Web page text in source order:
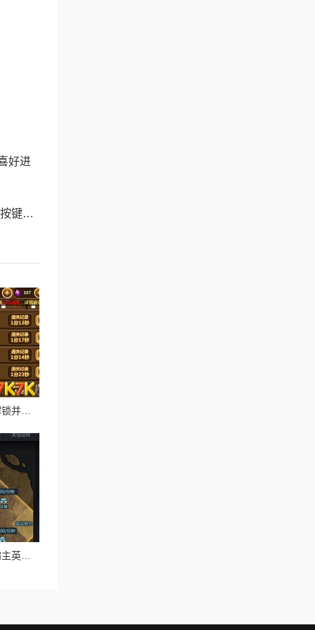
好进
技巧
王者荣耀克隆大作战：霸主英雄巅峰对决，谁主沉浮？